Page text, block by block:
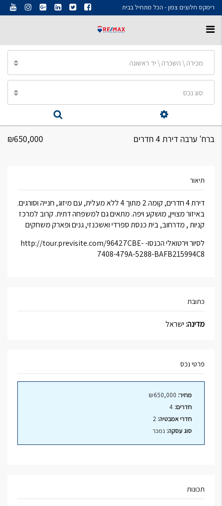
רימקס חלוצים צפון - הכל מתחיל בבית
מכירה \ השכרה \ יד ראשונה
סוג נכס
ברח' ערבה דירת 4 חדרים ₪650,000
תיאור
דירת 4 חדרים, קומה 2 מתוך 4 ללא מעלית, עם מיזוג, חנייה וסורגים.
באיזור מצויין, מושקע ויפה. מתאים גם למשפחה דתית. קרוב למרכז
קניות , מדרחוב, בית כנסת ספרדי ואשכנזי, גנים ופארק משחקים
לסיור וירטואלי הכנסו- http://tour.previsite.com/96427CBE-
7408-479A-5288-BAFB215994C8
כתובת
מדינה:ישראל
פרטי נכס
מחיר:
חדרים:
חדרי אמבטיה:
סוג עסקה: נמכר
תכונות